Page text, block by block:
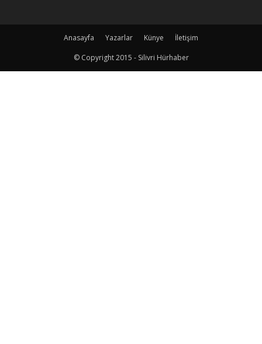
Anasayfa Yazarlar Künye
İletişim
© Copyright 2015 - Silivri Hürhaber